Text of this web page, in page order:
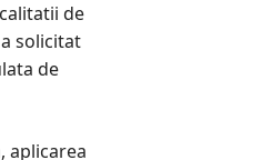
de
solicitat
de
aplicarea